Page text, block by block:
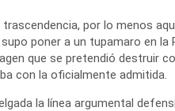
por lo menos
poner a un tupamaro en la
que se pretendió destruir
con la oficialmente admitida.
la línea argumental